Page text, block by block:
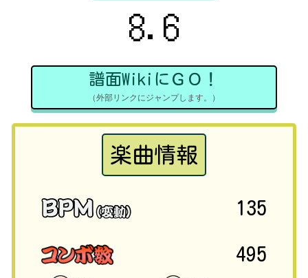
8.6
譜面WikiにＧＯ！
（外部リンクにジャンプします。）
楽曲情報
135
495